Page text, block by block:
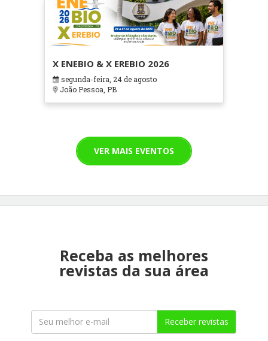
X ENEBIO & X EREBIO 2026
segunda-feira, 24 de agosto
João Pessoa, PB
VER MAIS EVENTOS
Receba as melhores
revistas da sua área
Receber revistas